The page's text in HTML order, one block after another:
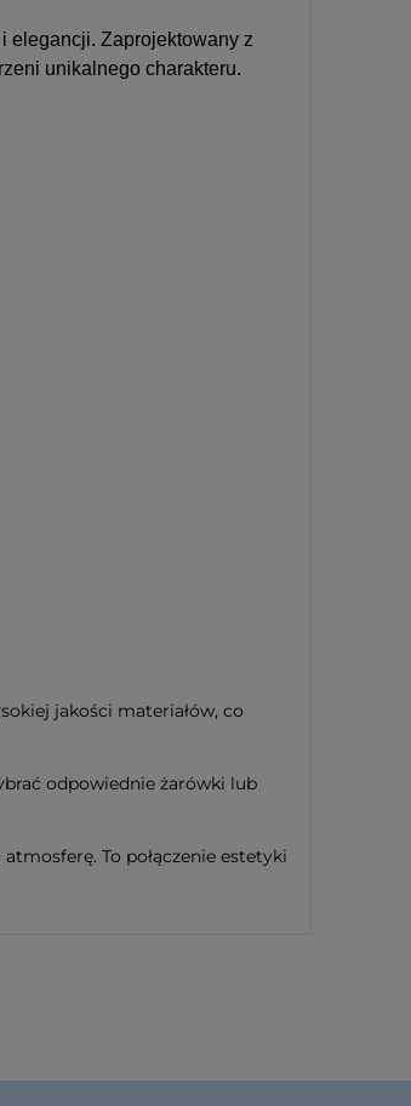
elegancji. Zaprojektowany z
unikalnego charakteru.
jakości materiałów, co
odpowiednie żarówki lub
To połączenie estetyki